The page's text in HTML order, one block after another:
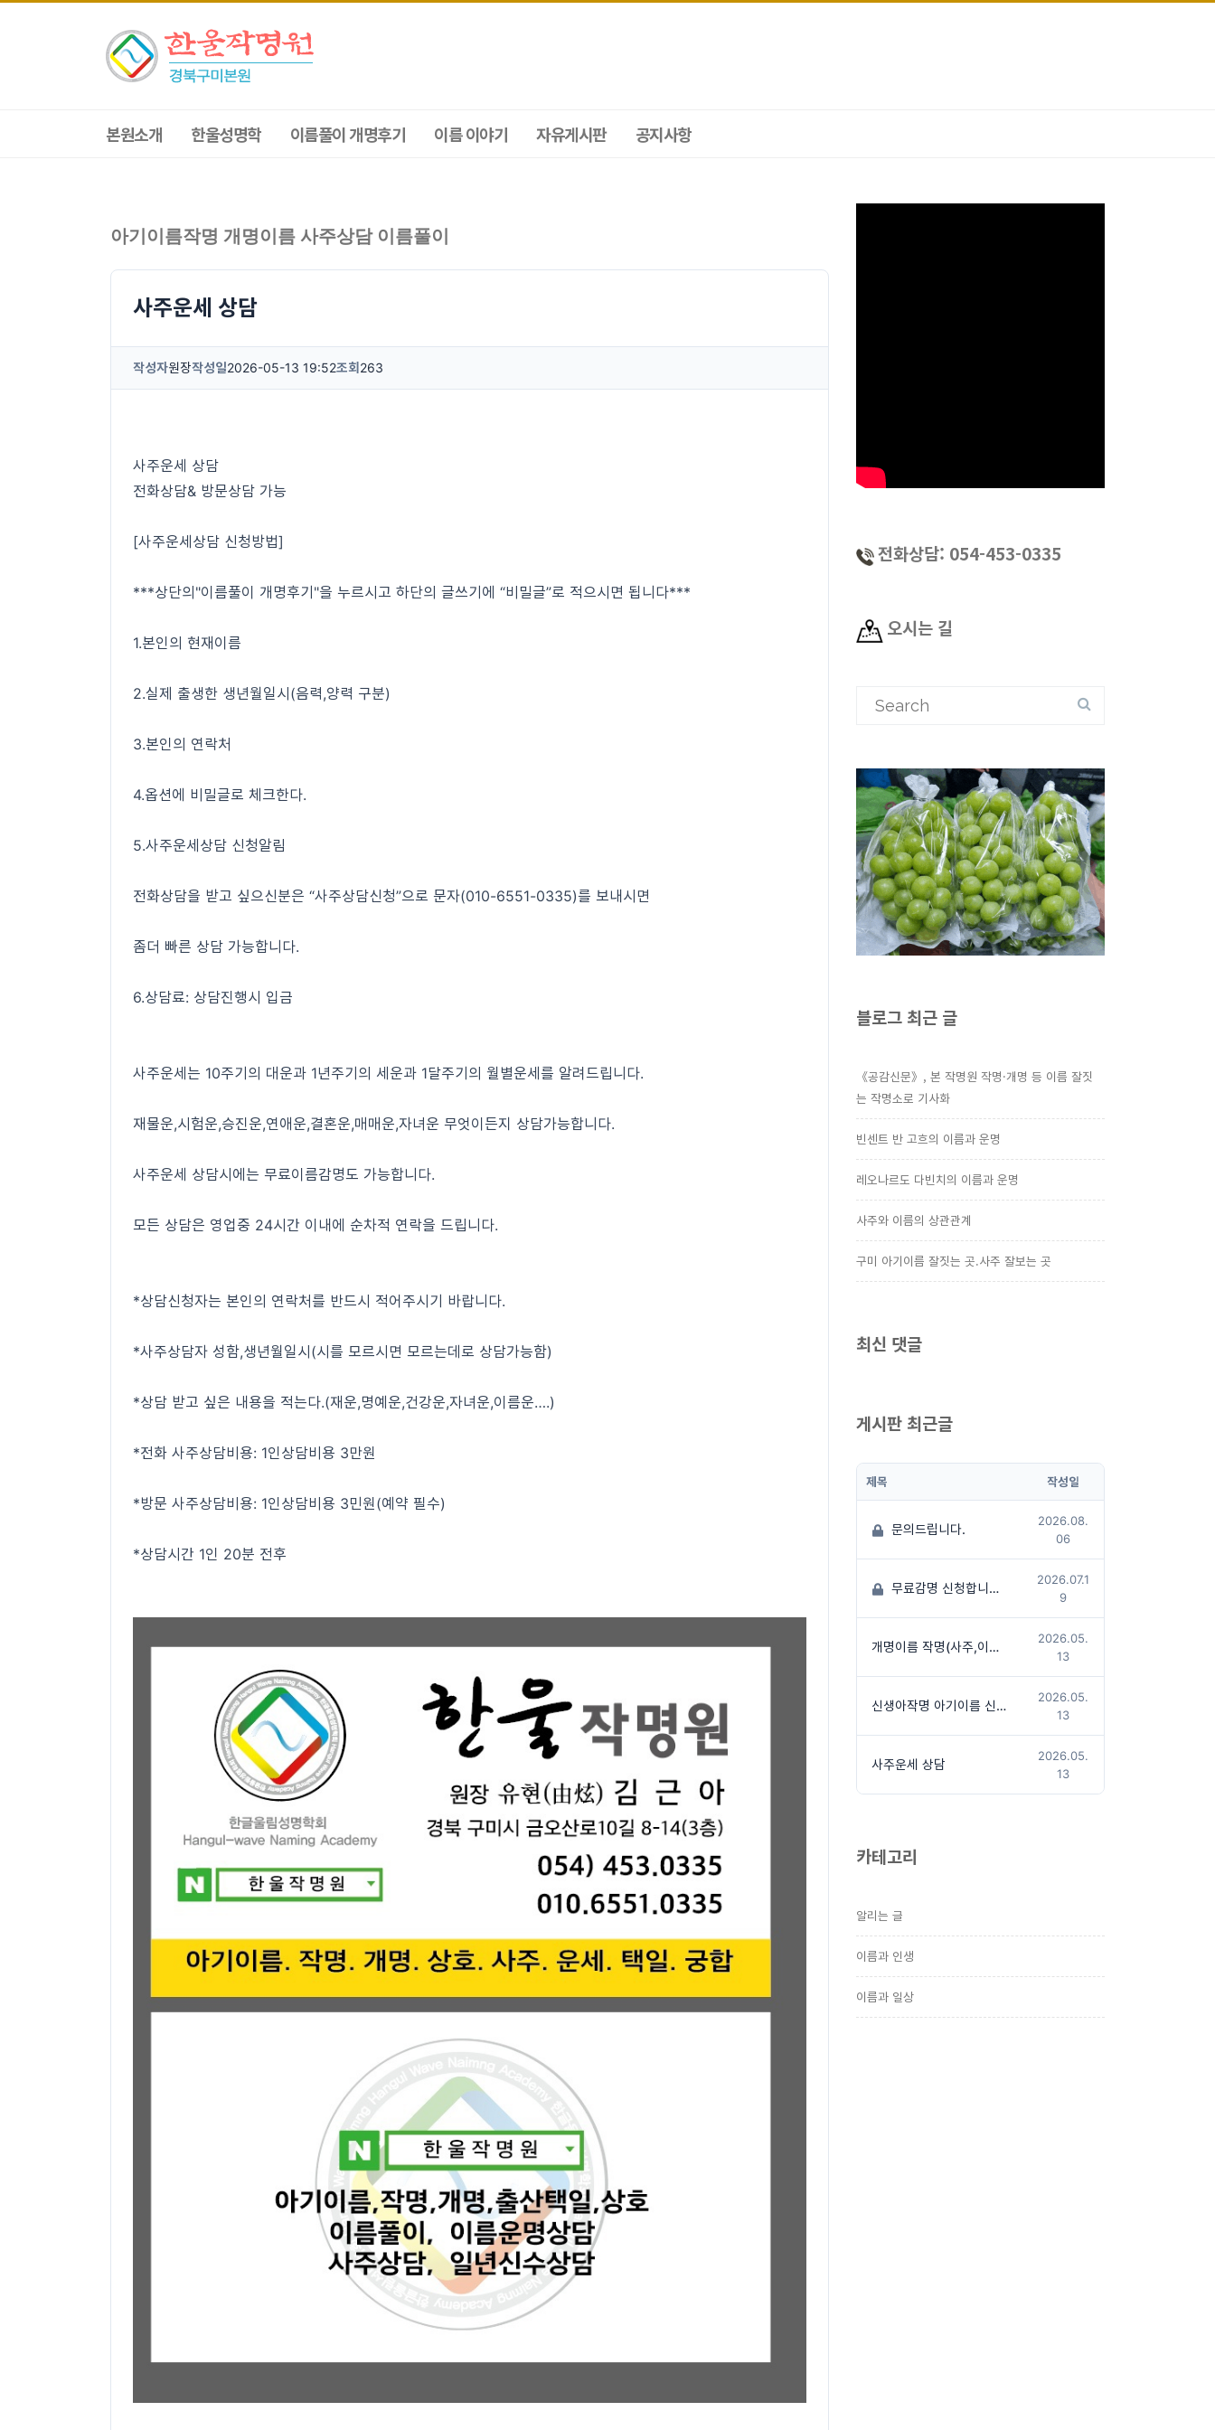
본원소개 한울성명학 이름풀이 개명후기 이름 이야기 자유게시판 공지사항
아기이름작명 개명이름 사주상담 이름풀이
사주운세 상담
작성자원장작성일2026-05-13 19:52조회 263
사주운세 상담
전화상담& 방문상담 가능
[사주운세상담 신청방법]
***상단의"이름풀이 개명후기"을 누르시고 하단의 글쓰기에 “비밀글”로 적으시면 됩니다***
1.본인의 현재이름
2.실제 출생한 생년월일시(음력,양력 구분)
3.본인의 연락처
4.옵션에 비밀글로 체크한다.
5.사주운세상담 신청알림
전화상담을 받고 싶으신분은 “사주상담신청”으로 문자(010-6551-0335)를 보내시면
좀더 빠른 상담 가능합니다.
6.상담료: 상담진행시 입금
사주운세는 10주기의 대운과 1년주기의 세운과 1달주기의 월별운세를 알려드립니다.
재물운,시험운,승진운,연애운,결혼운,매매운,자녀운 무엇이든지 상담가능합니다.
사주운세 상담시에는 무료이름감명도 가능합니다.
모든 상담은 영업중 24시간 이내에 순차적 연락을 드립니다.
*상담신청자는 본인의 연락처를 반드시 적어주시기 바랍니다.
*사주상담자 성함,생년월일시(시를 모르시면 모르는데로 상담가능함)
*상담 받고 싶은 내용을 적는다.(재운,명예운,건강운,자녀운,이름운….)
*전화 사주상담비용: 1인상담비용 3만원
*방문 사주상담비용: 1인상담비용 3민원(예약 필수)
*상담시간 1인 20분 전후
전화상담: 054-453-0335
오시는 길
Search
for:
블로그 최근 글
《공감신문》, 본 작명원 작명·개명 등 이름 잘짓
는 작명소로 기사화
빈센트 반 고흐의 이름과 운명
레오나르도 다빈치의 이름과 운명
사주와 이름의 상관관계
구미 아기이름 잘짓는 곳.사주 잘보는 곳
최신 댓글
게시판 최근글
제목 작성일
문의드립니다.
2026.08.
06
무료감명 신청합니다
2026.07.1
9
개명이름 작명(사주,이름상담후 작명진행)
2026.05.
13
신생아작명 아기이름 신청방법
2026.05.
13
사주운세 상담
2026.05.
13
카테고리
알리는 글
이름과 인생
이름과 일상